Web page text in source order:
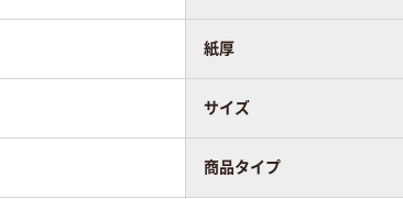
紙厚
サイズ
商品タイプ